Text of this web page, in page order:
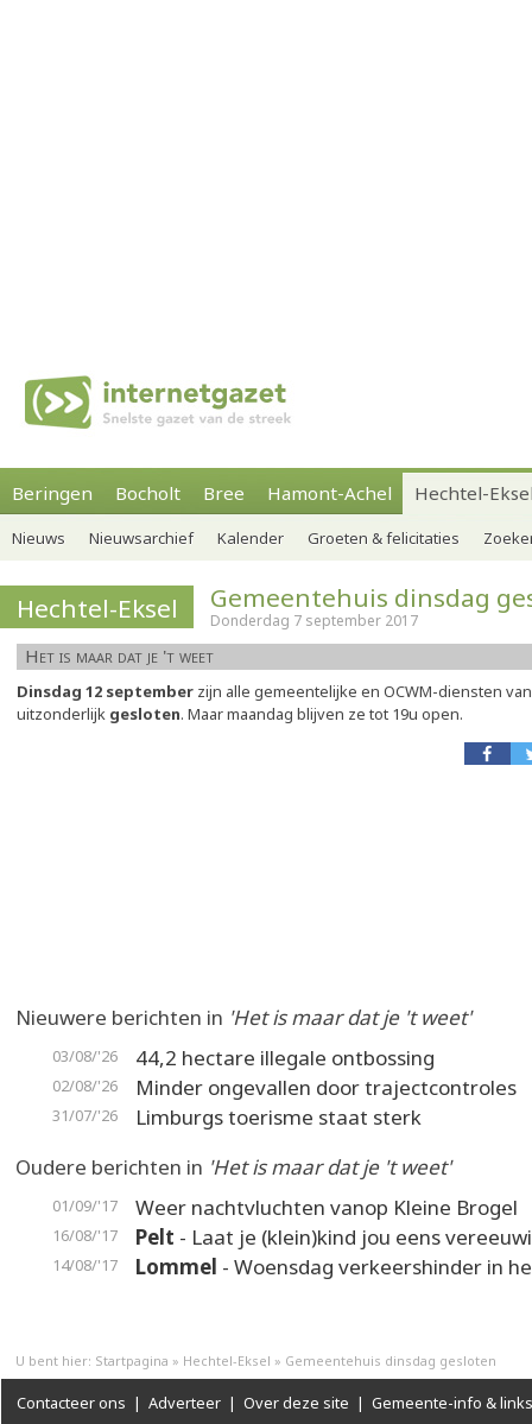
Beringen Bocholt Bree Hamont-Achel Hechtel-
Nieuws Nieuwsarchief Kalender Groeten & felicitaties
Hechtel-Eksel Gemeentehuis dinsdag
Donderdag 7 september 2017
Het is maar dat je 't weet
Dinsdag 12 september zijn alle gemeentelijke en OCWM-diensten
uitzonderlijk gesloten. Maar maandag blijven ze tot 19u open.
Nieuwere berichten in 'Het is maar dat je 't weet'
03/08/'26 44,2 hectare illegale ontbossing
02/08/'26 Minder ongevallen door trajectcontroles
31/07/'26
Limburgs toerisme staat sterk
Oudere berichten in 'Het is maar dat je 't weet'
01/09/'17 Weer nachtvluchten vanop Kleine Brogel
16/08/'17 Pelt - Laat je (klein)kind jou eens
14/08/'17 Lommel - Woensdag verkeershinder in
U bent hier: Startpagina » Hechtel-Eksel » Gemeentehuis dinsdag gesloten
Contacteer ons | Adverteer | Over deze site | Gemeente-info & links